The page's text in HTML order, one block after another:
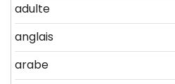
adulte
anglais
arabe